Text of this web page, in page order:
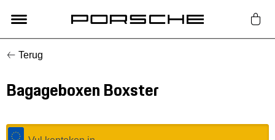
Lifestyle
Auto Accessoires
Classic
Terug
Bagageboxen Boxster